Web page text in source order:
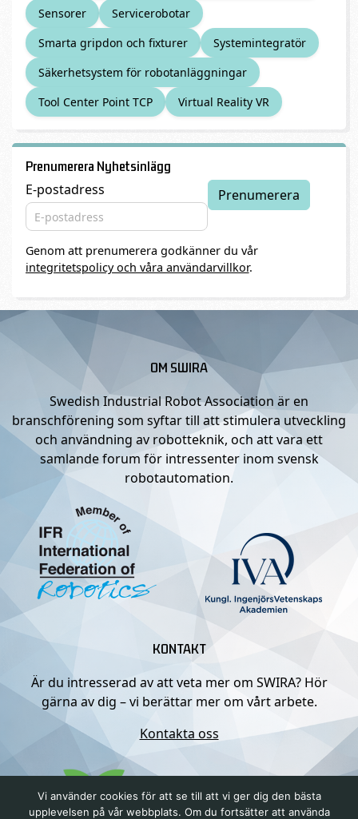
Sensorer
Servicerobotar
Smarta gripdon och fixturer
Systemintegratör
Säkerhetsystem för robotanläggningar
Tool Center Point TCP
Virtual Reality VR
Prenumerera Nyhetsinlägg
E-postadress
Genom att prenumerera godkänner du vår
integritetspolicy och våra användarvillkor.
OM SWIRA
Swedish Industrial Robot Association är en
branschförening som syftar till att stimulera utveckling
och användning av robotteknik, och att vara ett
samlande forum för intressenter inom svensk
robotautomation.
KONTAKT
Är du intresserad av att veta mer om SWIRA? Hör
gärna av dig – vi berättar mer om vårt arbete.
Kontakta oss
Vi använder cookies för att se till att vi ger dig den bästa
upplevelsen på vår webbplats. Om du fortsätter att använda